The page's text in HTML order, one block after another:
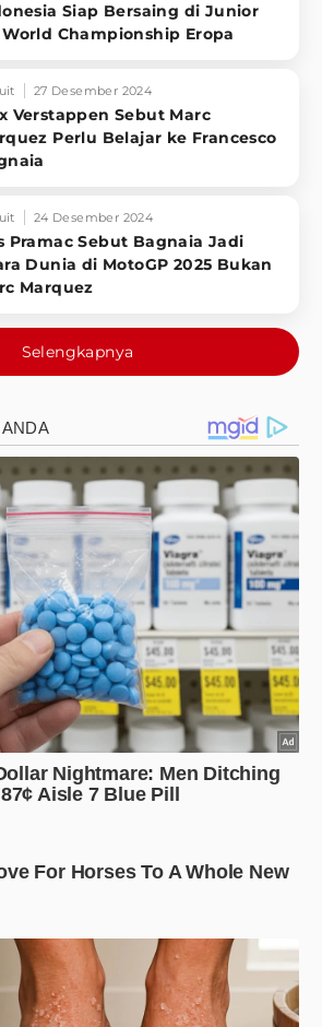
Siap Bersaing di Junior
World Championship Eropa
27 Desember 2024
Verstappen Sebut Marc
Perlu Belajar ke Francesco
24 Desember 2024
Pramac Sebut Bagnaia Jadi
Dunia di MotoGP 2025 Bukan
Marquez
Selengkapnya